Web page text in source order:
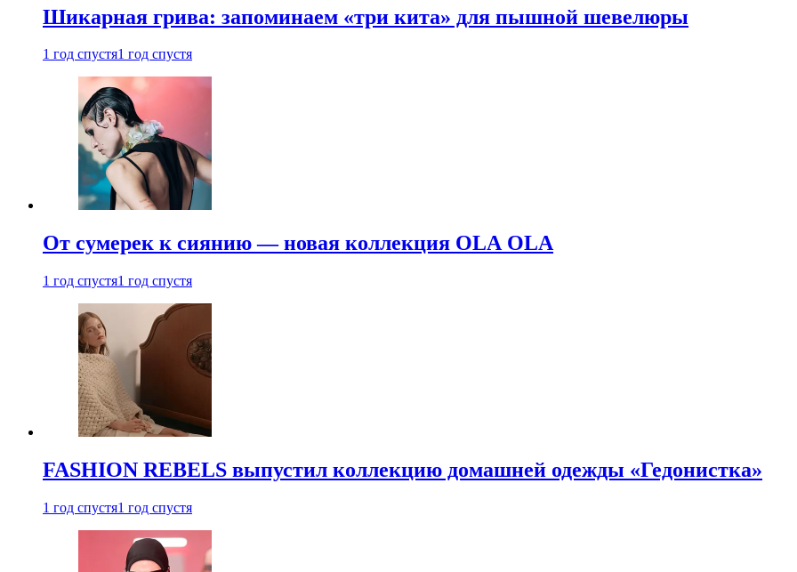
Шикарная грива: запоминаем «три кита» для пышной шевелюры
1 год спустя1 год спустя
От сумерек к сиянию — новая коллекция OLA OLA
1 год спустя1 год спустя
FASHION REBELS выпустил коллекцию домашней одежды «Гедонистка»
1 год спустя1 год спустя